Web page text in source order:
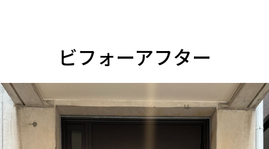
ビフォーアフター